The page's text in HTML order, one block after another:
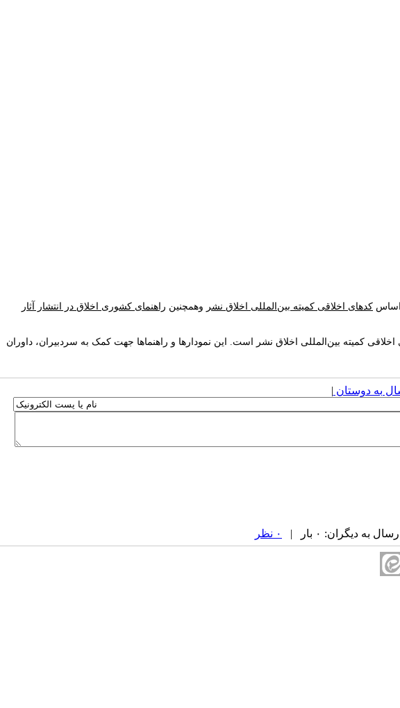
اساس کدهای اخلاقی کمیته بین‌المللی اخلاق نشر وهمچنین راهنمای کشوری اخلاق در انتشار آثار
اخلاقی کمیته بین‌المللی اخلاق نشر
است. این نمودارها و راهنماها جهت کمک به سردبیران، داوران
به دوستان |
به دیگران: ۰ بار | ۰ نظر